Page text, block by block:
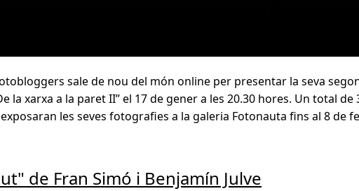
sale de nou del món online per presentar la seva
la xarxa a la paret II” el 17 de gener a les 20.30 hores. Un total de
les seves fotografies a la galeria Fotonauta fins al 8 de
de Fran Simó i Benjamín Julve